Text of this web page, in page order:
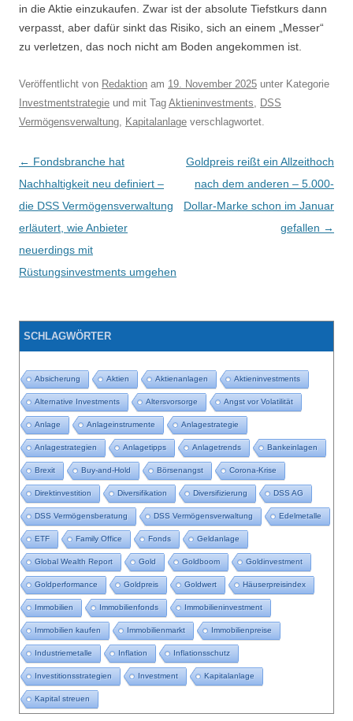
in die Aktie einzukaufen. Zwar ist der absolute Tiefstkurs dann
verpasst, aber dafür sinkt das Risiko, sich an einem „Messer“
zu verletzen, das noch nicht am Boden angekommen ist.
Veröffentlicht von Redaktion am 19. November 2025 unter Kategorie
Investmentstrategie und mit Tag Aktieninvestments, DSS
Vermögensverwaltung, Kapitalanlage verschlagwortet.
Beitragsnavigation
← Fondsbranche hat
Nachhaltigkeit neu definiert –
die DSS Vermögensverwaltung
erläutert, wie Anbieter
neuerdings mit
Rüstungsinvestments umgehen
Goldpreis reißt ein Allzeithoch
nach dem anderen – 5.000-
Dollar-Marke schon im Januar
gefallen →
SCHLAGWÖRTER
Absicherung Aktien Aktienanlagen Aktieninvestments
Alternative Investments Altersvorsorge Angst vor Volatilität
Anlage Anlageinstrumente Anlagestrategie
Anlagestrategien Anlagetipps Anlagetrends Bankeinlagen
Brexit Buy-and-Hold Börsenangst Corona-Krise
Direktinvestition Diversifikation Diversifizierung DSS AG
DSS Vermögensberatung DSS Vermögensverwaltung Edelmetalle
ETF Family Office Fonds Geldanlage
Global Wealth Report Gold Goldboom Goldinvestment
Goldperformance Goldpreis Goldwert Häuserpreisindex
Immobilien Immobilienfonds Immobilieninvestment
Immobilien kaufen Immobilienmarkt Immobilienpreise
Industriemetalle Inflation Inflationsschutz
Investitionsstrategien Investment Kapitalanlage
Kapital streuen